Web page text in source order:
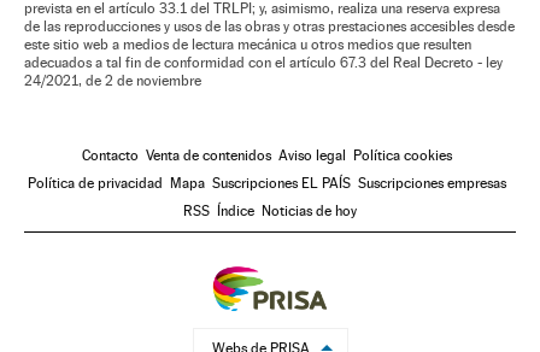
prevista en el artículo 33.1 del TRLPI; y, asimismo, realiza una reserva expresa
de las reproducciones y usos de las obras y otras prestaciones accesibles desde
este sitio web a medios de lectura mecánica u otros medios que resulten
adecuados a tal fin de conformidad con el artículo 67.3 del Real Decreto - ley
24/2021, de 2 de noviembre
Contacto Venta de contenidos Aviso legal
Política cookies
Política de privacidad
Mapa Suscripciones EL PAÍS Suscripciones empresas
RSS
Índice Noticias de hoy
Webs de PRISA